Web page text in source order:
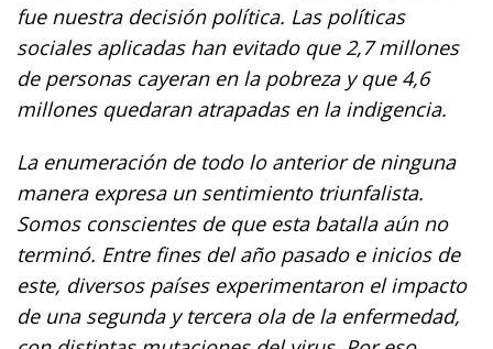
fue nuestra decisión política. Las políticas
sociales aplicadas han evitado que 2,7 millones
de personas cayeran en la pobreza y que 4,6
millones quedaran atrapadas en la indigencia.
La enumeración de todo lo anterior de ninguna
manera expresa un sentimiento triunfalista.
Somos conscientes de que esta batalla aún no
terminó. Entre fines del año pasado e inicios de
este, diversos países experimentaron el impacto
de una segunda y tercera ola de la enfermedad,